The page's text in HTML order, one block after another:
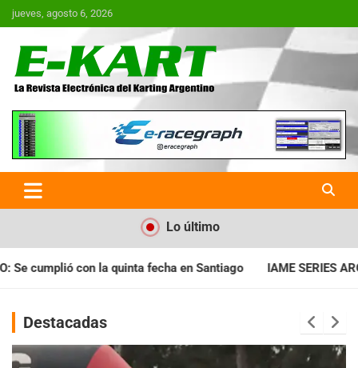
Saltar
al
jueves, agosto 6, 2026
E-Kart.com.ar | La Revista
Electrónica del Karting en
Argentina
Lo último
en Santiago IAME SERIES ARGENTINA: Horarios para la
Destacadas